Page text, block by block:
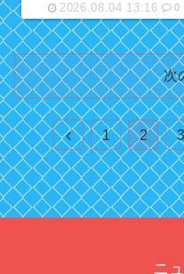
2026.08.04 13:16 0
次
前
へ
1 2 3
ニ